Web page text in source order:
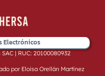
Electrónicos
| RUC: 20100080932
por Eloisa Orellán Martínez